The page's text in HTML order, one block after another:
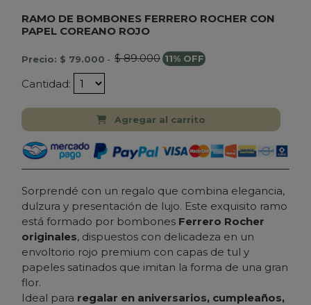
RAMO DE BOMBONES FERRERO ROCHER CON
PAPEL COREANO ROJO
Precio: $ 79.000 - $ 89.000 11% OFF
Cantidad:
Agregar al carrito
Sorprendé con un regalo que combina elegancia,
dulzura y presentación de lujo. Este exquisito ramo
está formado por bombones Ferrero Rocher
originales, dispuestos con delicadeza en un
envoltorio rojo premium con capas de tul y
papeles satinados que imitan la forma de una gran
flor.
Ideal para regalar en aniversarios, cumpleaños,